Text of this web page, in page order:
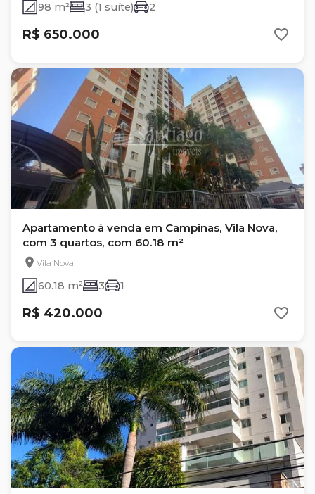
98 m² 3 (1 suíte) 2
R$ 650.000
Apartamento à venda em Campinas, Vila Nova,
com 3 quartos, com 60.18 m²
Vila Nova
60.18 m² 3 1
R$ 420.000